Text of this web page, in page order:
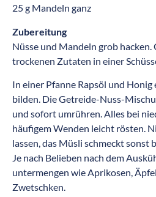
25 g Mandeln ganz
Zubereitung
Nüsse und Mandeln grob
trockenen Zutaten in einer
In einer Pfanne Rapsöl und Honig
bilden. Die Getreide-Nuss-
und sofort umrühren. Alles bei
häufigem Wenden leicht rösten.
lassen, das Müsli schmeckt sonst
Je nach Belieben nach dem
untermengen wie Aprikosen,
Zwetschken.